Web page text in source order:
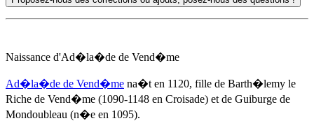
Naissance d'Ad�la�de de Vend�me
Ad�la�de de Vend�me na�t en 1120, fille de Barth�lemy le
Riche de Vend�me (1090-1148 en Croisade) et de Guiburge de
Mondoubleau (n�e en 1095).